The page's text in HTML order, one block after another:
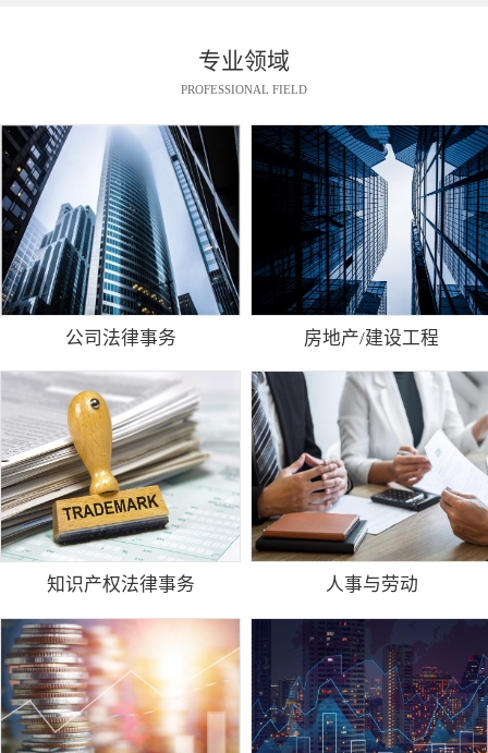
专业领域
PROFESSIONAL FIELD
公司法律事务 房地产/建设工程
知识产权法律事务 人事与劳动